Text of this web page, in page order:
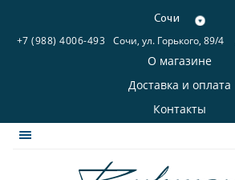
Сочи
+7 (988) 4006-493 Сочи, ул. Горького, 89/4
О магазине
Доставка и оплата
Контакты